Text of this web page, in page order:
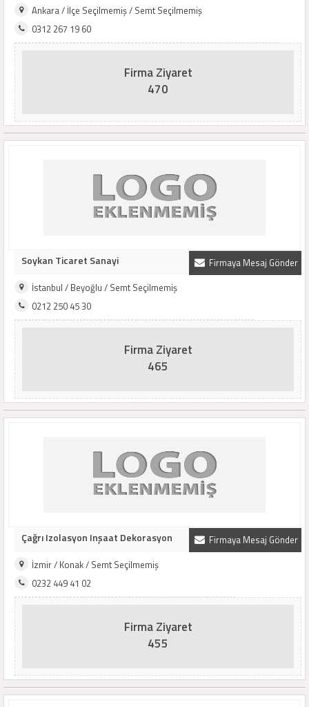
Ankara / İlçe Seçilmemiş / Semt Seçilmemiş
0312 267 19 60
Firma Ziyaret
470
Firmaya Mesaj Gönder
Soykan Ticaret Sanayi
İstanbul / Beyoğlu / Semt Seçilmemiş
0212 250 45 30
Firma Ziyaret
465
Firmaya Mesaj Gönder
Çağrı Izolasyon Inşaat Dekorasyon
İzmir / Konak / Semt Seçilmemiş
0232 449 41 02
Firma Ziyaret
455